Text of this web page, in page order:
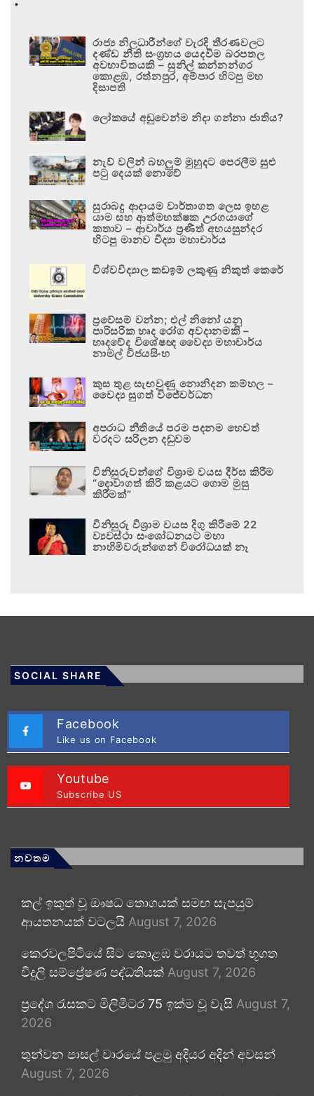
රාජ්‍ය නිලධාරීන්ගේ වැරදි තීරණවලට
දණ්ඩ නීති සංග්‍රහය යෙදවීම බරපතල
අවභාවිතයකි – සුනිල් කන්නන්ගර
කොළඹ, රත්නපුර, අම්පාර හිටපු මහ
දිසාපති
ලෝකයේ අඩුවෙන්ම නිදා ගන්නා ජාතිය?
නැව් වලින් බහලුම් මුහුදට පෙරලීම සුළු
පටු දෙයක් නොවේ
සුරාබදු ආදායම වාර්තාගත ලෙස ඉහළ
යාම සහ ආත්මභක්ෂක උරගයාගේ
කතාව – ආචාර්ය ප්‍රණීත් අභයසුන්දර
හිටපු මානව විද්‍යා මහාචාර්ය
විශ්වවිද්‍යාල කඩඉම් ලකුණු නිකුත් කෙරේ
ප්‍රවේසම් වන්න; එල් නිනෝ යනු
පාරිසරික හෘද රෝග අවදානමකි –
හෘදවේද විශේෂඥ වෛද්‍ය මහාචාර්ය
නාමල් විජයසිංහ
කුස තුළ සැඟවුණු නොනිදන කම්හල –
වෛද්‍ය සුගත් විජේවර්ධන
අපරාධ නීතියේ පරම පදනම හෙවත්
වරදට සරිලන දඬුවම
විනිසුරුවන්ගේ විශ්‍රාම වයස දීර්ඝ කිරීම
“දොවාගත් කිරි කළයට ගොම මුසු
කිරීමක්”
විනිසුරු විශ්‍රාම වයස දිගු කිරීමේ 22
ව්‍යවස්ථා සංශෝධනයට මහා
නාහිමිවරුන්ගෙන් විරෝධයක් නෑ
SOCIAL SHARE
Facebook
Like us on Facebook
Youtube
Subscribe US
නවතම
කල් ඉකුත් වූ ඖෂධ තොගයක් සමඟ සැපයුම්
ආයතනයක් වටලයි August 7, 2026
කෙරවලපිටියේ සිට කොළඹ වරායට තවත් භූගත
විදුලි සම්ප්‍රේෂණ පද්ධතියක් August 7, 2026
ප්‍රදේශ රැසකට මිලිමීටර 75 ඉක්ම වූ වැසි August 7,
2026
තුන්වන පාසල් වාරයේ පළමු අදියර අදින් අවසන්
August 7, 2026